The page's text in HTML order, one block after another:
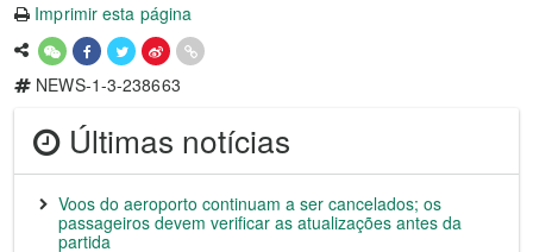
Imprimir esta página
NEWS-1-3-238663
Últimas notícias
Voos do aeroporto continuam a ser cancelados; os
passageiros devem verificar as atualizações antes da
partida